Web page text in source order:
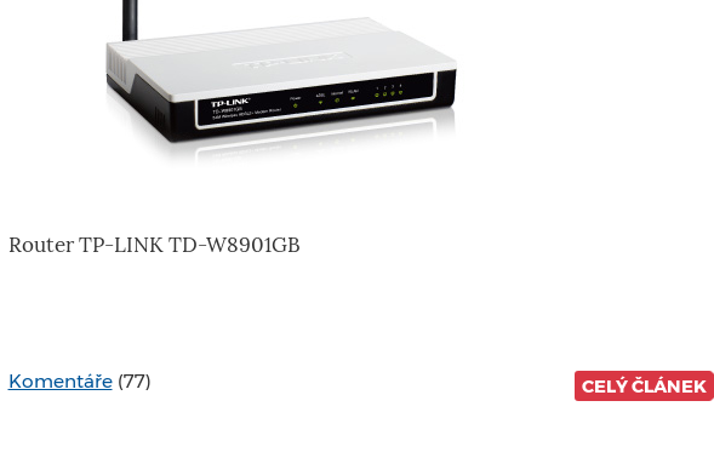
Router TP-LINK TD-W8901GB
Komentáře (77) CELÝ ČLÁNEK